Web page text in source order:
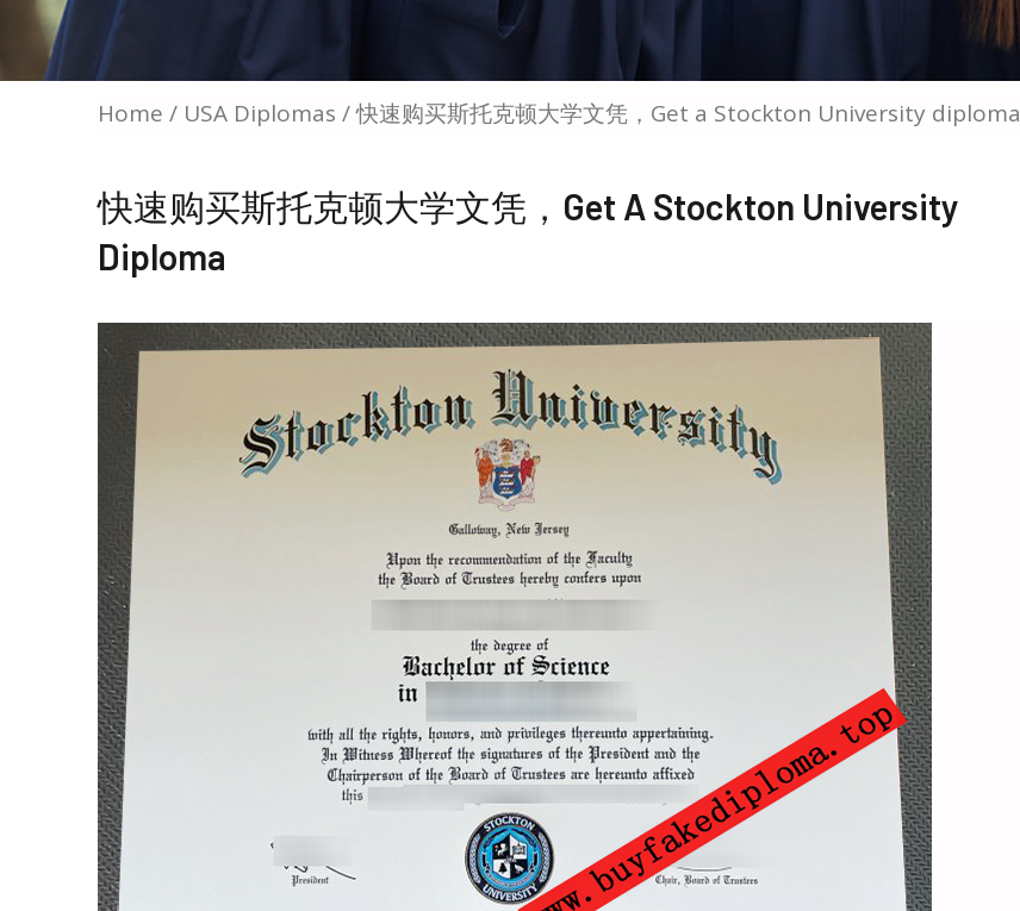
Home / USA Diplomas / 快速购买斯托克顿大学文凭，Get a Stockton University diploma
快速购买斯托克顿大学文凭，Get A Stockton University
Diploma